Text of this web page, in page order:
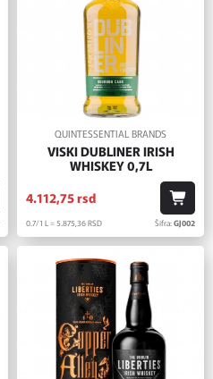
QUINTESSENTIAL BRANDS
VISKI DUBLINER IRISH
WHISKEY 0,7L
4.112,75rsd
0.7/1 L = 5.875,36RSD Šifra:GJ002